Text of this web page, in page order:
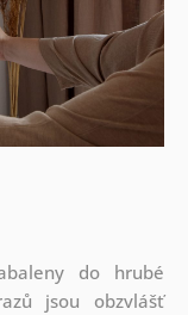
do hrubé
jsou obzvlášť